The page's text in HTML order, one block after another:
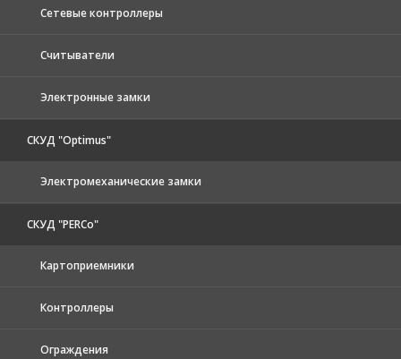
Сетевые контроллеры
Считыватели
Электронные замки
СКУД "Optimus"
Электромеханические замки
СКУД "PERCo"
Картоприемники
Контроллеры
Ограждения